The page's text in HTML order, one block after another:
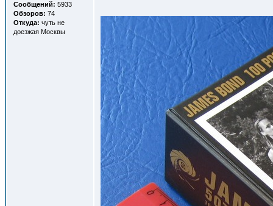
Сообщений: 5933
Обзоров: 74
Откуда: чуть не
доезжая Москвы